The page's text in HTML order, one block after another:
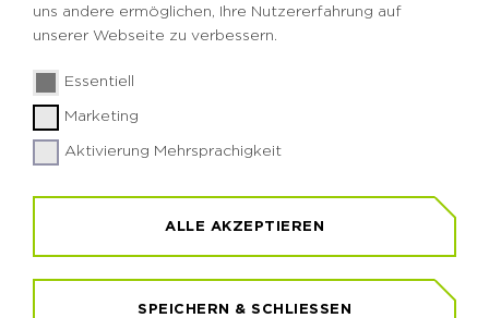
uns andere ermöglichen, Ihre Nutzererfahrung auf
unserer Webseite zu verbessern.
Essentiell
Marketing
Aktivierung Mehrsprachigkeit
ALLE AKZEPTIEREN
SPEICHERN & SCHLIESSEN
Zurück zur Übersicht
Ausstellung: sevengardens
Eine Kunstausstellung aus Naturfarben
Donnerstag, 28.05.2026
RVR-Besucherzentrum Haus Ripshorst